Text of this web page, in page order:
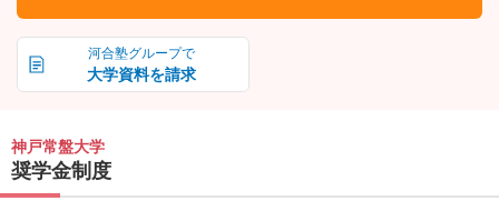
河合塾グループで
大学資料を請求
神戸常盤大学
奨学金制度